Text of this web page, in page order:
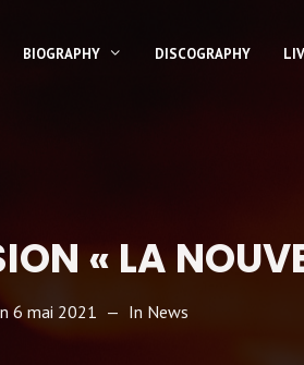
BIOGRAPHY DISCOGRAPHY
« LA
6 mai 2021 In News